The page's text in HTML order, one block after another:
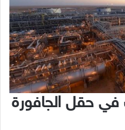
حقل الجافورة